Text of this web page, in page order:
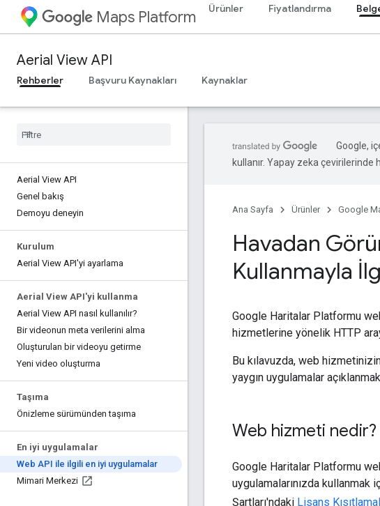
Maps Platform Ürünler Fiyatlandırma
Aerial View API
Rehberler
Başvuru Kaynakları Kaynaklar
Aerial View API
Genel bakış
Demoyu deneyin
Kurulum
Aerial View API'yi ayarlama
Aerial View API'yi kullanma
Aerial View API nasıl kullanılır?
Bir videonun meta verilerini alma
Oluşturulan bir videoyu getirme
Yeni video oluşturma
Taşıma
Önizleme sürümünden taşıma
En iyi uygulamalar
Web API ile ilgili en iyi uygulamalar
Mimari Merkezi
Google,
kullanır. Yapay zeka çevirilerinde
Ana Sayfa Ürünler Google
Havadan
Kullanmayla
Google Haritalar Platformu
hizmetlerine yönelik HTTP
Bu kılavuzda, web
yaygın uygulamalar
Web hizmeti nedir?
Google Haritalar Platformu
uygulamalarınızda
Şartları'ndaki Lisans